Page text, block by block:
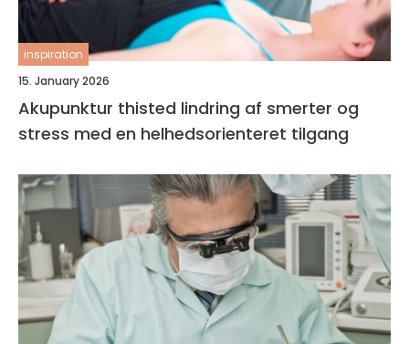
inspiration
15. January 2026
Akupunktur thisted lindring af smerter og
stress med en helhedsorienteret tilgang